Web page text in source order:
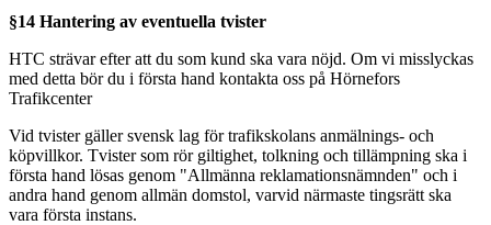
§14 Hantering av eventuella tvister
HTC strävar efter att du som kund ska vara nöjd. Om vi misslyckas
med detta bör du i första hand kontakta oss på Hörnefors
Trafikcenter
Vid tvister gäller svensk lag för trafikskolans anmälnings- och
köpvillkor. Tvister som rör giltighet, tolkning och tillämpning ska i
första hand lösas genom "Allmänna reklamationsnämnden" och i
andra hand genom allmän domstol, varvid närmaste tingsrätt ska
vara första instans.